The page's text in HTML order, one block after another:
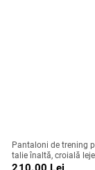
Pantaloni de trening
talie înaltă, croială
poliester, stil casual